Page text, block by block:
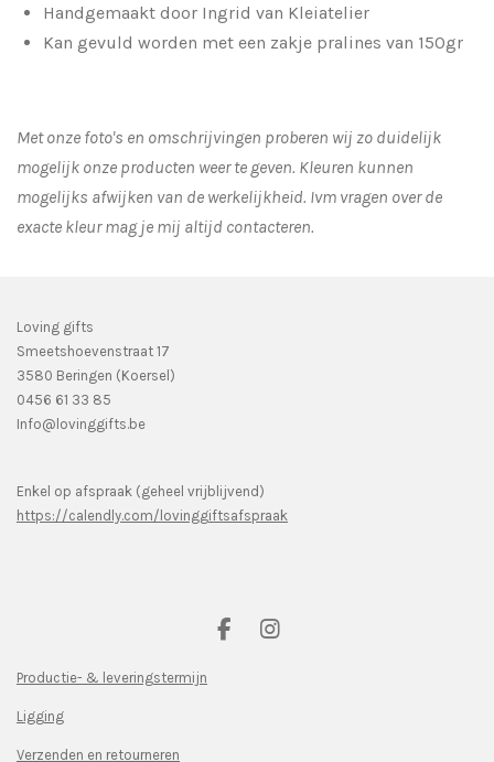
Handgemaakt door Ingrid van Kleiatelier
Kan gevuld worden met een zakje pralines van 150gr
Met onze foto's en omschrijvingen proberen wij zo duidelijk
mogelijk onze producten weer te geven. Kleuren kunnen
mogelijks afwijken van de werkelijkheid. Ivm vragen over de
exacte kleur mag je mij altijd contacteren.
Loving gifts
Smeetshoevenstraat 17
3580 Beringen (Koersel)
0456 61 33 85
Info@lovinggifts.be
Enkel op afspraak (geheel vrijblijvend)
https://calendly.com/lovinggiftsafspraak
F
I
Productie- & leveringstermijn
Ligging
Verzenden en retourneren